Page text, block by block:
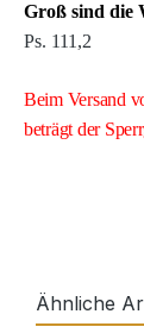
Groß sind die
Ps. 111,2
Beim Versand
beträgt der
Ähnliche